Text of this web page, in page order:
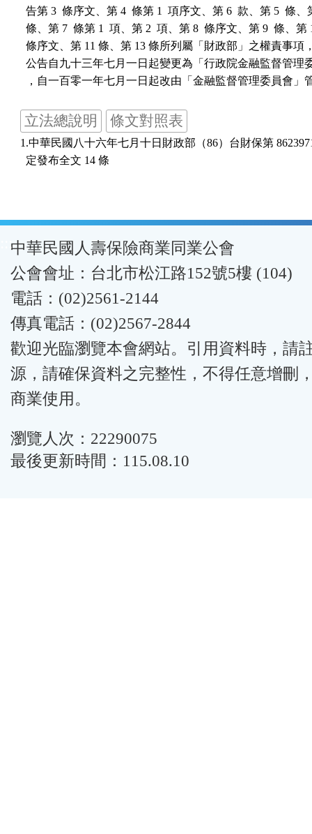
告第 3  條序文、第 4  條第 1  項序文、第 6  款、第 5  條
條、第 7  條第 1  項、第 2  項、第 8  條序文、第 9  條、第
條序文、第 11 條、第 13 條所列屬「財政部」之權責事項
公告自九十三年七月一日起變更為「行政院金融監督管理
立法總說明 條文對照表
1.中華民國八十六年七月十日財政部（86）台財保第
:::中華民國人壽保險商業同業公會
公會會址：台北市松江路152號5樓 (104)
電話：(02)2561-2144
傳真電話：(02)2567-2844
歡迎光臨瀏覽本會網站。引用資料時，請
源，請確保資料之完整性，不得任意增刪
商業使用。
瀏覽人次：22290075
最後更新時間：115.08.10